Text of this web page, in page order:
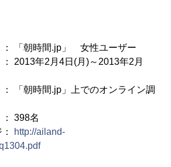
時間.jp」 女性ユーザー
年2月4日(月)～2013年2月
時間.jp」上でのオンライン調
名
http://ailand-